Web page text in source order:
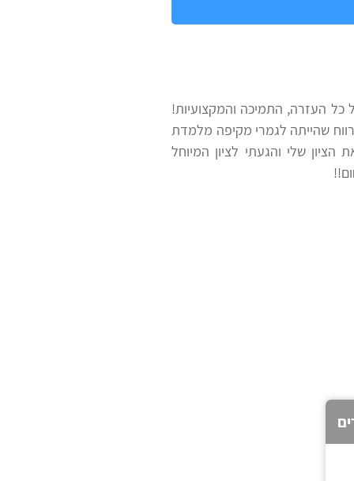
כל העזרה, התמיכה והמקצועיות!
שהייתה לגמרי מקיפה מלמדת
שלי והגעתי לציון המיוחל